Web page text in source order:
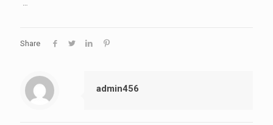
…
Share
admin456